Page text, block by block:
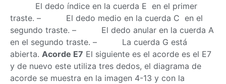
El dedo índice en la cuerda E en el primer
traste. – El dedo medio en la cuerda C en el
segundo traste. – El dedo anular en la cuerda A
en el segundo traste. – La cuerda G está
abierta. Acorde E7 El siguiente es el acorde es el E7
y de nuevo este utiliza tres dedos, el diagrama de
acorde se muestra en la imagen 4-13 y con la